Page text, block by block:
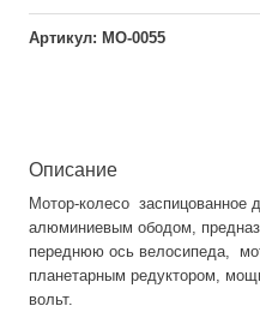
Артикул: МО-0055
Описание
Мотор-колесо заспицованное
алюминиевым ободом,
переднюю ось велосипеда,
планетарным редуктором,
вольт.